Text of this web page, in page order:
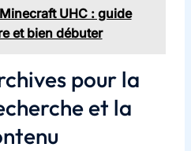
UHC : guide
et bien débuter
pour la
et la